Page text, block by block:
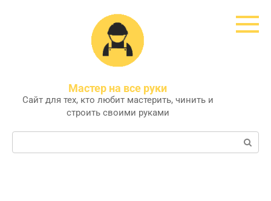
Мастер на все руки
Сайт для тех, кто любит мастерить, чинить и
строить своими руками
Поиск: